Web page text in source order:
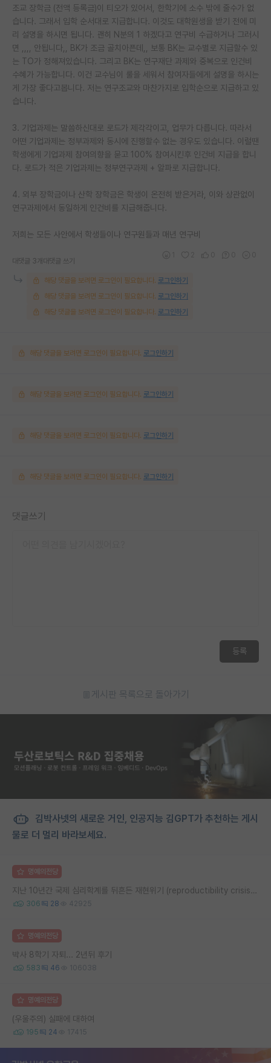
조교 장학금 (전액 등록금)이 티오가 있어서, 한학기에 소수 밖에 줄수가 없
습니다. 그래서 입학 순서대로 지급합니다. 이것도 대학원생을 받기 전에 미
리 설명을 하시면 됩니다. 괜히 N분의 1 하겠다고 연구비 수급하거나 그러시
면 ,,,, 안됩니다,, BK가 조금 골치아픈데,, 보통 BK는 교수별로 지급할수 있
는 TO가 정해져있습니다. 그리고 BK는 연구재단 과제와 중복으로 인건비
수혜가 가능합니다. 이건 교수님이 룰을 세워서 참여자들에게 설명을 하시는
게 가장 좋다고봅니다. 저는 연구조교와 마찬가지로 입학순으로 지급하고 있
습니다.
3. 기업과제는 말씀하신대로 로드가 제각각이고, 업무가 다릅니다. 따라서
어떤 기업과제는 정부과제와 동시에 진행할수 없는 경우도 있습니다. 이럴땐
학생에게 기업과제 참여의향을 묻고 100% 참여시킨후 인건비 지급을 합니
다. 로드가 적은 기업과제는 정부연구과제 + 알파로 지급합니다.
4. 외부 장학금이나 산학 장학금은 학생이 온전히 받은거라, 이와 상관없이
연구과제에서 동일하게 인건비를 지급해줍니다.
저희는 모든 사안에서 학생들이나 연구원들과 매년 연구비
대댓글 3개 대댓글 쓰기
해당 댓글을 보려면 로그인이 필요합니다. 로그인하기
해당 댓글을 보려면 로그인이 필요합니다. 로그인하기
해당 댓글을 보려면 로그인이 필요합니다. 로그인하기
해당 댓글을 보려면 로그인이 필요합니다. 로그인하기
해당 댓글을 보려면 로그인이 필요합니다. 로그인하기
해당 댓글을 보려면 로그인이 필요합니다. 로그인하기
해당 댓글을 보려면 로그인이 필요합니다. 로그인하기
댓글쓰기
등록
게시판 목록으로 돌아가기
김박사넷의 새로운 거인, 인공지능 김GPT가 추천하는 게시
물로 더 멀리 바라보세요.
명예의전당
지난 10년간 국제 심리학계를 뒤흔든 재현위기 (reproductibility crisis) 요약 (1편)
306 28 42925
명예의전당
박사 8학기 자퇴... 2년뒤 후기
583 46 106038
명예의전당
(우울주의) 실패에 대하여
195 24 17415